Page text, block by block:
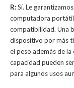
R:Sí. Le
computadora portátil
compatibilidad. Una
dispositivo por más
el peso además de
capacidad pueden
para algunos usos